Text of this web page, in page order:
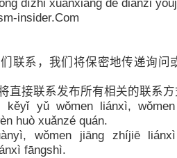
dìzhǐ xuǎnxiàng de diànzǐ
insider.Com
联系，我们将保密地传递询问
直接联系发布所有相关的联系
kěyǐ yǔ wǒmen liánxì,
huò xuǎnzé quán.
wǒmen jiāng zhíjiē
fāngshì.